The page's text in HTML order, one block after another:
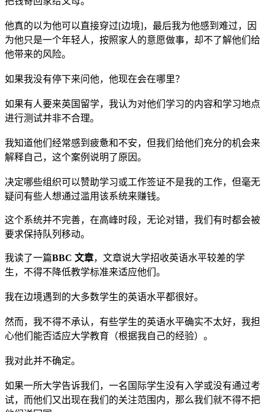
他真的以为他可以直接穿过[边境]，最后我为他感到难过，因
为他只是一个年轻人，按照家人的意愿做事，却不了解他们给
他带来的风险。
如果我没有停下来问他，他现在会在哪里？
如果有人要来英国留学，我认为对他们学习的内容和学习地点
进行测试并非不合理。
我知道他们经常感到疲惫和不安，但我们给他们充分的机会来
解释自己，这个案例说明了原因。
决定哪些组织可以赞助学习或工作签证不是我的工作，但毫无
疑问有些人想通过滥用该系统来赚钱。
这个系统并不完善，在高峰时段，无论对错，我们有时都会被
要求保持队列移动。
我读了一篇BBC 文章，文章说大学招收英语水平较差的学
生，不得不降低教学标准来适应他们。
我在边境遇到的大多数学生的英语水平都很好。
然而，我不得不承认，有些学生的英语水平确实不太好，我担
心他们能否适应大学教育（根据我自己的经验）。
我对此并不确定。
如果一所大学告诉我们，一名国际学生没有入学或没有通过考
试，而他们又出现在我们的关注范围内，那么我们就不得不把